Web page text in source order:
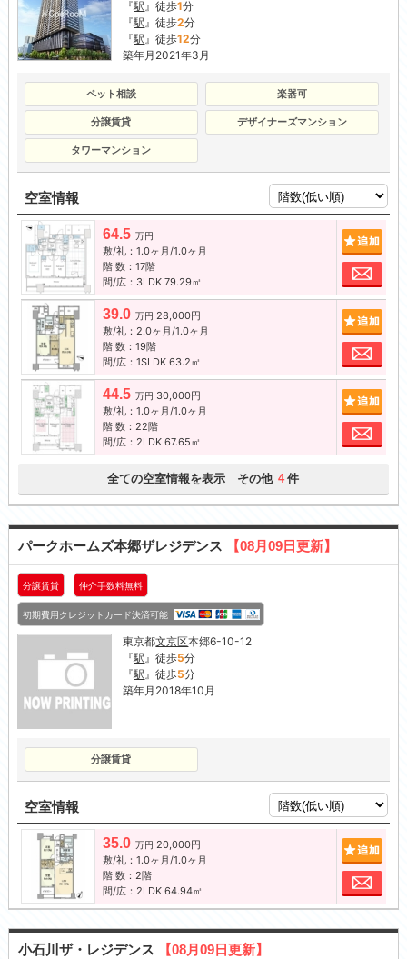
『駅』徒歩1分
『駅』徒歩2分
『駅』徒歩12分
築年月2021年3月
ペット相談 楽器可
分譲賃貸 デザイナーズマンション
タワーマンション
空室情報
64.5 万円
敷/礼：1.0ヶ月/1.0ヶ月
階 数：17階
間/広：3LDK 79.29㎡
お
39.0 万円 28,000円
敷/礼：2.0ヶ月/1.0ヶ月
階 数：19階
間/広：1SLDK 63.2㎡
お
44.5 万円 30,000円
敷/礼：1.0ヶ月/1.0ヶ月
階 数：22階
間/広：2LDK 67.65㎡
お
全ての空室情報を表示 その他 4 件
パークホームズ本郷ザレジデンス 【08月09日更新】
分譲賃貸 仲介手数料無料
初期費用クレジットカード決済可能
東京都文京区本郷6-10-12
『駅』徒歩5分
『駅』徒歩5分
築年月2018年10月
分譲賃貸
空室情報
35.0 万円 20,000円
敷/礼：1.0ヶ月/1.0ヶ月
階 数：2階
間/広：2LDK 64.94㎡
お
小石川ザ・レジデンス 【08月09日更新】